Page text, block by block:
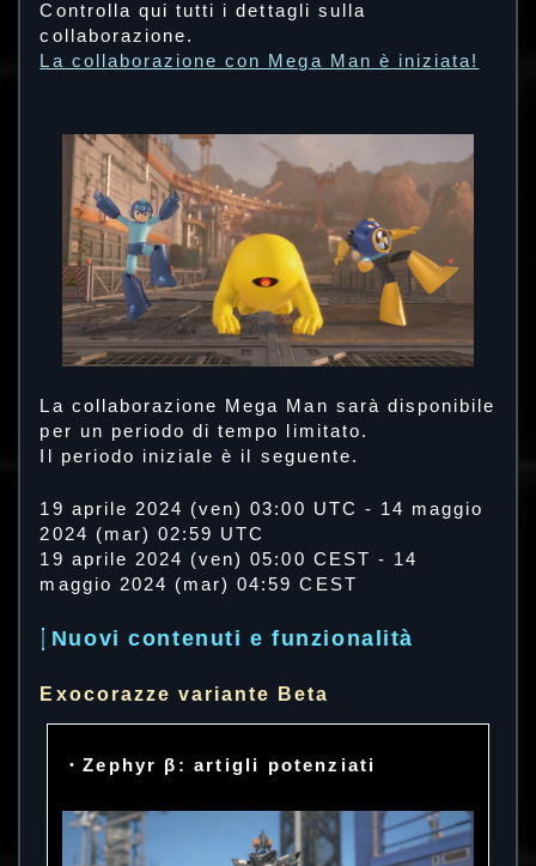
Controlla qui tutti i dettagli sulla
collaborazione.
La collaborazione con Mega Man è iniziata!
La collaborazione Mega Man sarà disponibile
per un periodo di tempo limitato.
Il periodo iniziale è il seguente.
19 aprile 2024 (ven) 03:00 UTC - 14 maggio
2024 (mar) 02:59 UTC
19 aprile 2024 (ven) 05:00 CEST - 14
maggio 2024 (mar) 04:59 CEST
Nuovi contenuti e funzionalità
Exocorazze variante Beta
・Zephyr β: artigli potenziati